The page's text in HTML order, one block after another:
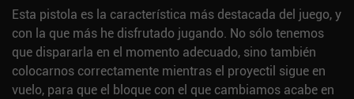
Esta pistola es la característica más destacada del juego, y
con la que más he disfrutado jugando. No sólo tenemos
que dispararla en el momento adecuado, sino también
colocarnos correctamente mientras el proyectil sigue en
vuelo, para que el bloque con el que cambiamos acabe en